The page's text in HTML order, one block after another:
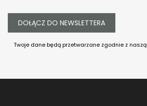
DOŁĄCZ DO NEWSLETTERA
Twoje dane będą przetwarzane zgodnie z naszą